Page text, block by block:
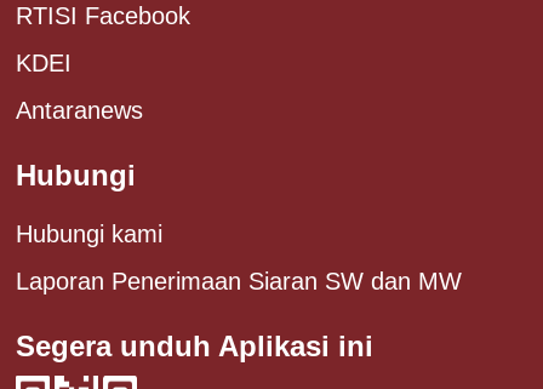
RTISI Facebook
KDEI
Antaranews
Hubungi
Hubungi kami
Laporan Penerimaan Siaran SW dan MW
Segera unduh Aplikasi ini